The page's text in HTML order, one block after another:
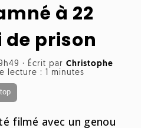
à 22
prison
· Écrit par Christophe
lecture : 1 minutes
filmé avec un genou